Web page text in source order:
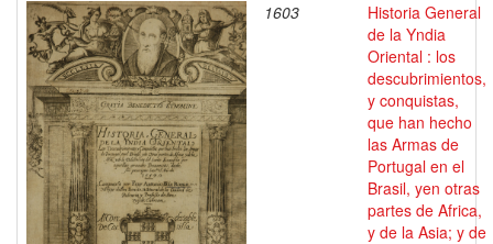
1603
Historia General
de la Yndia
Oriental : los
descubrimientos,
y conquistas,
que han hecho
las Armas de
Portugal en el
Brasil, yen otras
partes de Africa,
y de la Asia; y de